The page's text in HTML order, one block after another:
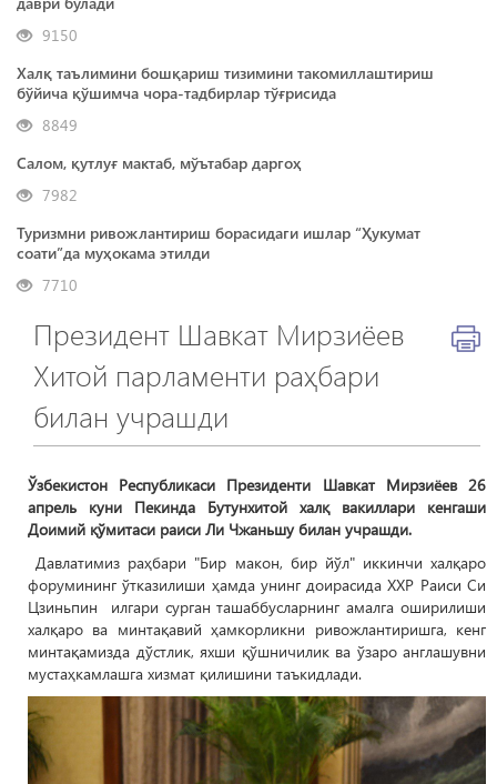
9150
Халқ таълимини бошқариш тизимини такомиллаштириш
бўйича қўшимча чора-тадбирлар тўғрисида
8849
Салом, қутлуғ мактаб, мўътабар даргоҳ
7982
Туризмни ривожлантириш борасидаги ишлар “Ҳукумат
соати”да муҳокама этилди
7710
Президент Шавкат Мирзиёев
Хитой парламенти раҳбари
билан учрашди
​​​​​​​Ўзбекистон Республикаси Президенти Шавкат Мирзиёев 26
апрель куни Пекинда Бутунхитой халқ вакиллари кенгаши
Доимий қўмитаси раиси Ли Чжаньшу билан учрашди.
Давлатимиз раҳбари "Бир макон, бир йўл" иккинчи халқаро
форумининг ўтказилиши ҳамда унинг доирасида ХХР Раиси Си
Цзиньпин илгари сурган ташаббусларнинг амалга оширилиши
халқаро ва минтақавий ҳамкорликни ривожлантиришга, кенг
минтақамизда дўстлик, яхши қўшничилик ва ўзаро англашувни
мустаҳкамлашга хизмат қилишини таъкидлади.